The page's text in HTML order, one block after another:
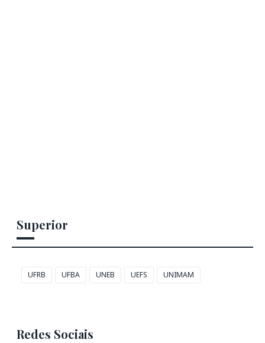
Superior
UFRB UFBA UNEB UEFS UNIMAM
Redes Sociais